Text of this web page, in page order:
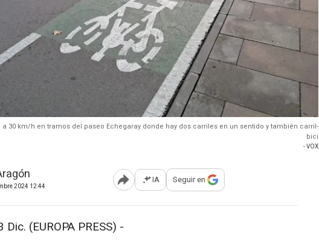
30 km/h en tramos del paseo Echegaray donde hay dos carriles en un sentido y también carril-
bici
- VOX
2024 12:44 Abrir opciones para compartir
IA Seguir en
Dic. (EUROPA PRESS) -